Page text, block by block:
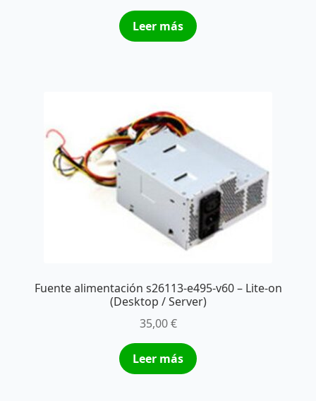
Leer más
Fuente alimentación s26113-e495-v60 – Lite-on
(Desktop / Server)
35,00€
Leer más